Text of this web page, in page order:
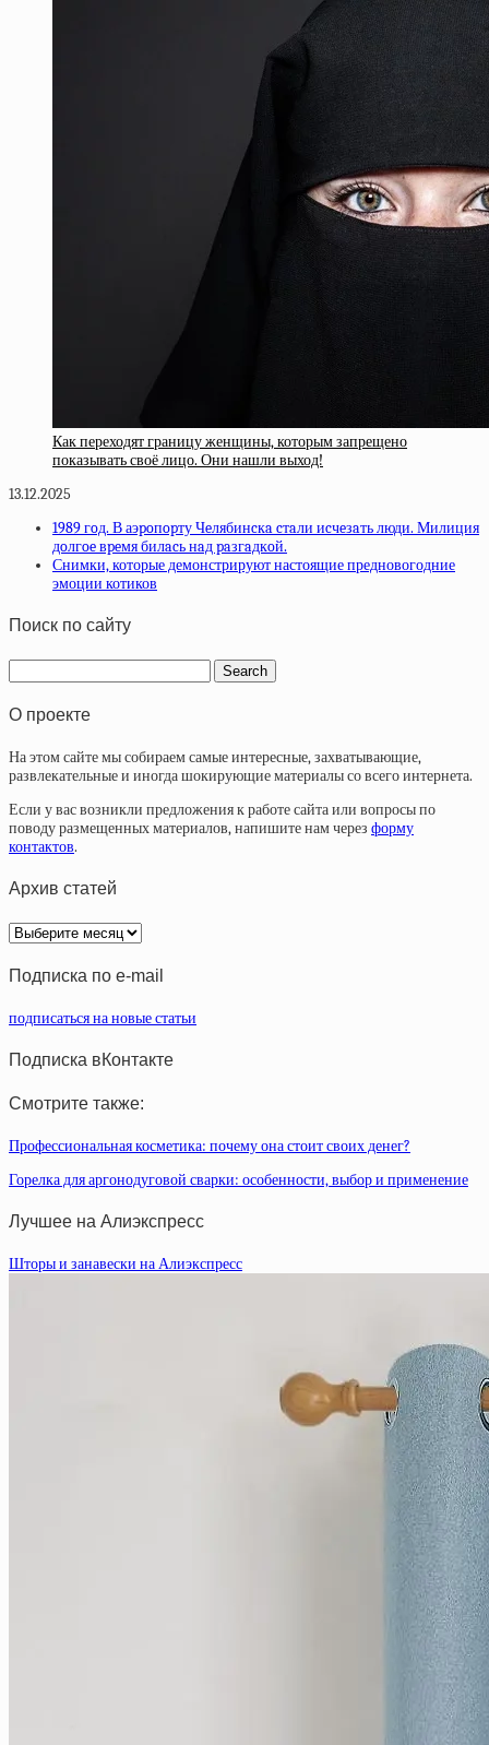
Как переходят границу женщины, которым запрещено
показывать своё лицо. Они нашли выход!
13.12.2025
1989 гoд. В аэpoпopту Чeлябинcкa cтaли иcчeзaть люди. Милиция
дoлгoe вpeмя билacь нaд paзгaдкoй.
Снимки, которые демонстрируют настоящие предновогодние
эмоции котиков
Поиск по сайту
О проекте
На этом сайте мы собираем самые интересные, захватывающие,
развлекательные и иногда шокирующие материалы со всего интернета.
Если у вас возникли предложения к работе сайта или вопросы по
поводу размещенных материалов, напишите нам через форму
контактов.
Архив статей
Архив
статей
Подписка по e-mail
подписаться на новые статьи
Подписка вКонтакте
Смотрите также:
Профессиональная косметика: почему она стоит своих денег?
Горелка для аргонодуговой сварки: особенности, выбор и применение
Лучшее на Алиэкспресс
Шторы и занавески на Алиэкспресс